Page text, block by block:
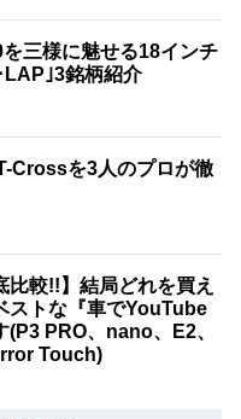
三様に魅せる18インチ
LAP｣3銘柄紹介
Crossを3人のプロが徹
比較!!】結局どれを買え
ストな『車でYouTube
PRO、nano、E2、
Touch)